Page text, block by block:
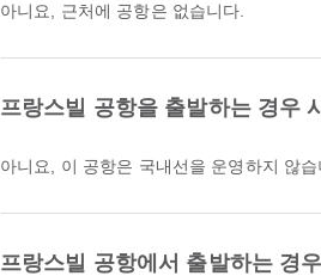
아니요, 근처에 공항은 없습니다.
프랑스빌 공항을 출발하는 경우
아니요, 이 공항은 국내선을 운영하지 않습
프랑스빌 공항에서 출발하는 경